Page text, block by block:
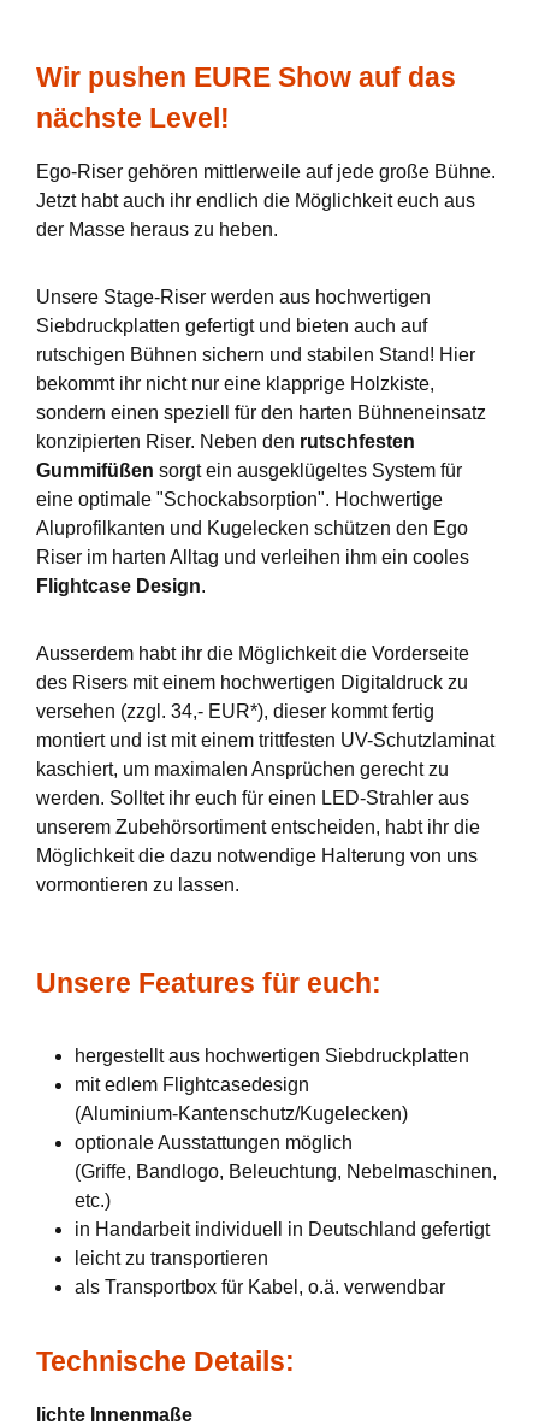
Wir pushen EURE Show auf das
nächste Level!
Ego-Riser gehören mittlerweile auf jede große Bühne.
Jetzt habt auch ihr endlich die Möglichkeit euch aus
der Masse heraus zu heben.
Unsere Stage-Riser werden aus hochwertigen
Siebdruckplatten gefertigt und bieten auch auf
rutschigen Bühnen sichern und stabilen Stand! Hier
bekommt ihr nicht nur eine klapprige Holzkiste,
sondern einen speziell für den harten Bühneneinsatz
konzipierten Riser. Neben den rutschfesten
Gummifüßen sorgt ein ausgeklügeltes System für
eine optimale "Schockabsorption". Hochwertige
Aluprofilkanten und Kugelecken schützen den Ego
Riser im harten Alltag und verleihen ihm ein cooles
Flightcase Design.
Ausserdem habt ihr die Möglichkeit die Vorderseite
des Risers mit einem hochwertigen Digitaldruck zu
versehen (zzgl. 34,- EUR*), dieser kommt fertig
montiert und ist mit einem trittfesten UV-Schutzlaminat
kaschiert, um maximalen Ansprüchen gerecht zu
werden. Solltet ihr euch für einen LED-Strahler aus
unserem Zubehörsortiment entscheiden, habt ihr die
Möglichkeit die dazu notwendige Halterung von uns
vormontieren zu lassen.
Unsere Features für euch:
hergestellt aus hochwertigen Siebdruckplatten
mit edlem Flightcasedesign
(Aluminium-Kantenschutz/Kugelecken)
optionale Ausstattungen möglich
(Griffe, Bandlogo, Beleuchtung, Nebelmaschinen,
etc.)
in Handarbeit individuell in Deutschland gefertigt
leicht zu transportieren
als Transportbox für Kabel, o.ä. verwendbar
Technische Details:
lichte Innenmaße